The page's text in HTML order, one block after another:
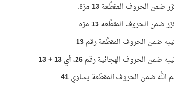
ضمن الحروف المقطَّعة13مرّة.
ضمن الحروف المقطَّعة13مرّة.
ضمن الحروف المقطَّعة رقم13
ضمن الحروف الهجائية رقم26، أي 13 + 13
الله ضمن الحروف المقطّعة يساوي41